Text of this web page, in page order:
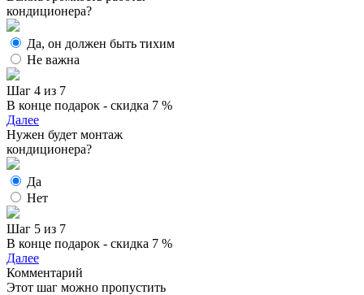
кондиционера?
Да, он должен быть тихим
Не важна
Шаг 4 из 7
В конце подарок - скидка 7 %
Далее
Нужен будет монтаж
кондиционера?
Да
Нет
Шаг 5 из 7
В конце подарок - скидка 7 %
Далее
Комментарий
Этот шаг можно пропустить